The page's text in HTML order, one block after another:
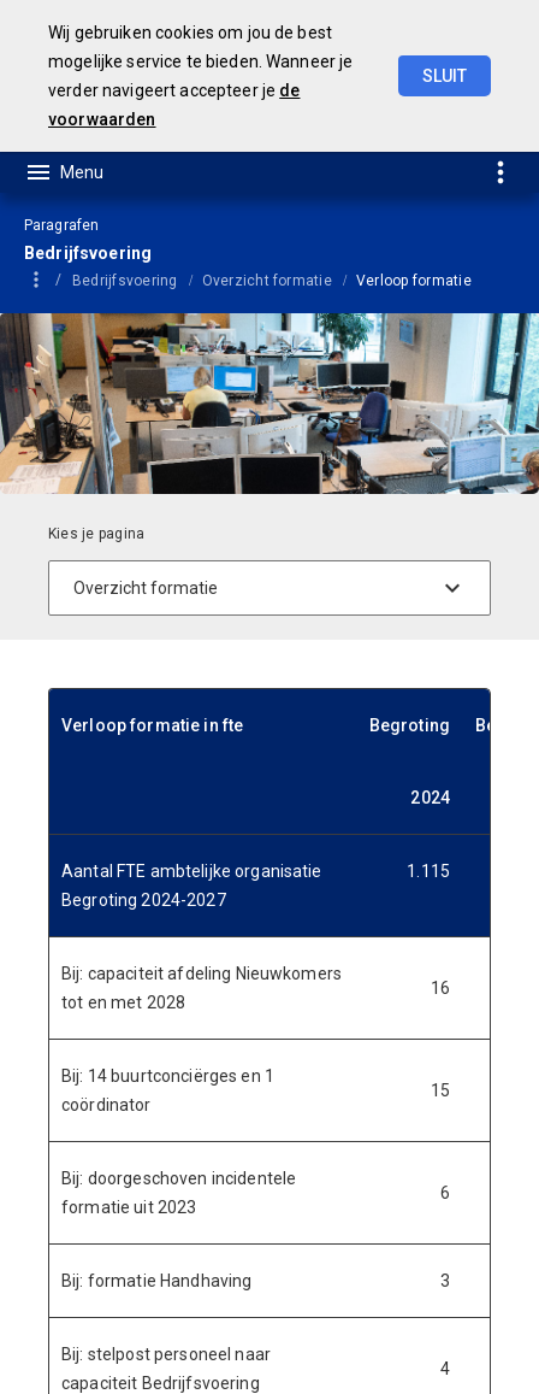
Wij gebruiken cookies om jou de best
mogelijke service te bieden. Wanneer je
verder navigeert accepteer je de
voorwaarden
SLUIT
Paragrafen
Bedrijfsvoering
Bedrijfsvoering Overzicht formatie Verloop formatie
Verloop formatie in fte Begroting
2024
Aantal FTE ambtelijke organisatie
Begroting 2024-2027
1.115
Bij: capaciteit afdeling Nieuwkomers
tot en met 2028
16
Bij: 14 buurtconciërges en 1
coördinator
15
Bij: doorgeschoven incidentele
formatie uit 2023
6
Bij: formatie Handhaving 3
Bij: stelpost personeel naar
capaciteit Bedrijfsvoering
4